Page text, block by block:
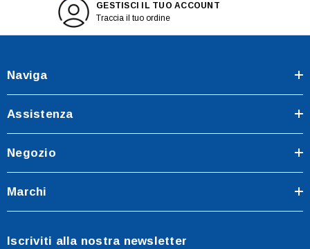
GESTISCI IL TUO ACCOUNT
Traccia il tuo ordine
Naviga
Assistenza
Negozio
Marchi
Iscriviti alla nostra newsletter